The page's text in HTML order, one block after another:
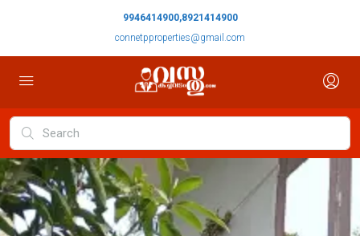
9946414900,8921414900
connetpproperties@gmail.com